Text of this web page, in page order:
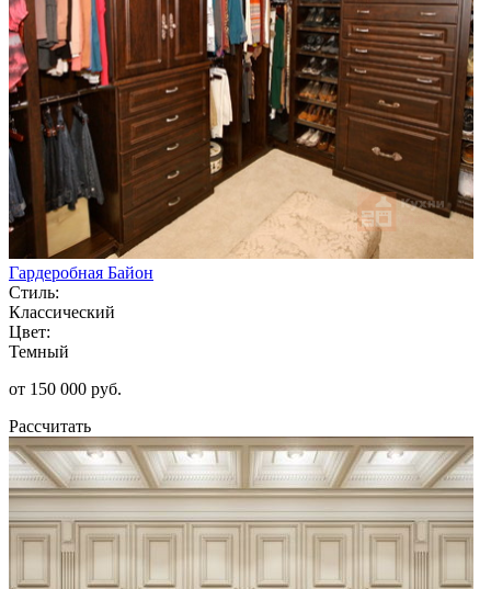
Гардеробная Байон
Стиль:
Классический
Цвет:
Темный
от 150 000 руб.
Рассчитать